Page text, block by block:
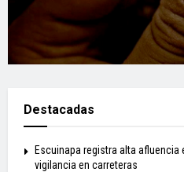
Destacadas
Escuinapa registra alta afluencia
vigilancia en carreteras